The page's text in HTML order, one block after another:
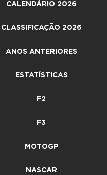
CALENDÁRIO 2026
CLASSIFICAÇÃO 2026
ANOS ANTERIORES
ESTATÍSTICAS
F2
F3
MOTOGP
NASCAR